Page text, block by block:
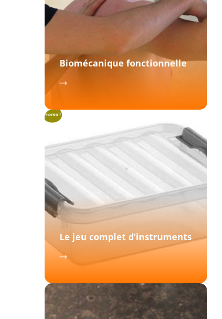
Biomécanique fonctionnelle
Promo !
Le jeu complet d’instruments